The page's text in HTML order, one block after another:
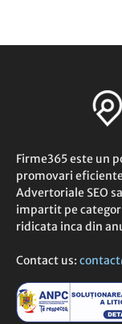
Firme365 este un
promovari
Advertoriale SEO
impartit pe
ridicata inca din
Contact us: